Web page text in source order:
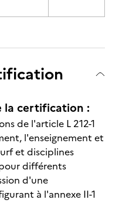
la certification :
de l'article L 212-1
l'enseignement et
et disciplines
différents
d'une
à l'annexe II-1